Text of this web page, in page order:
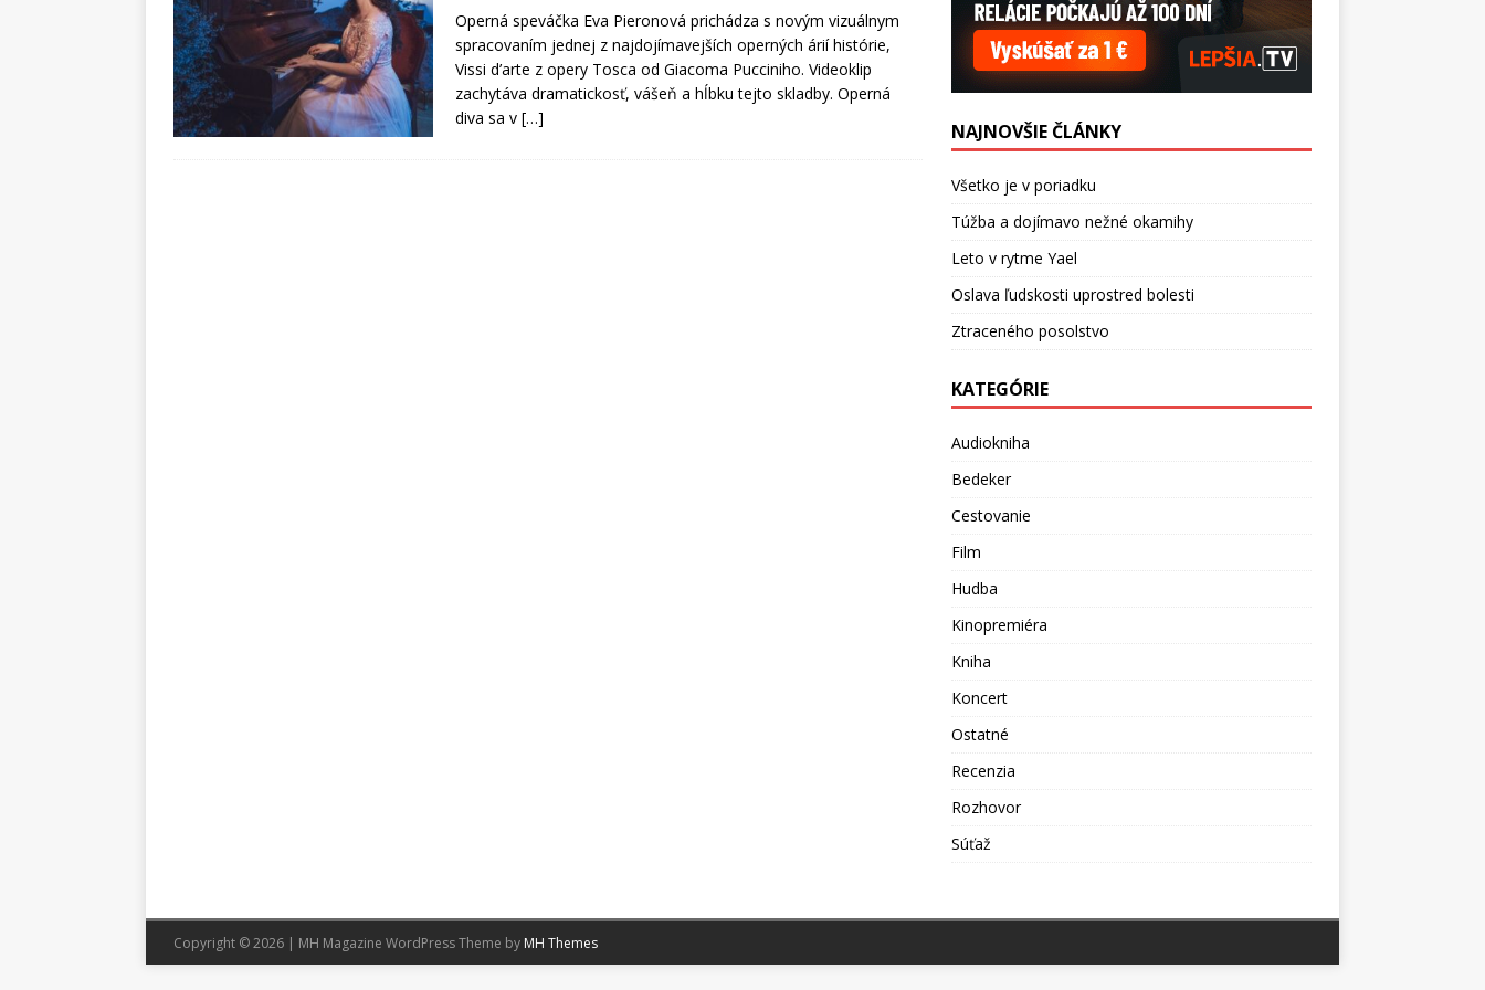
Operná speváčka Eva Pieronová prichádza s novým vizuálnym
spracovaním jednej z najdojímavejších operných árií histórie,
Vissi d’arte z opery Tosca od Giacoma Pucciniho. Videoklip
zachytáva dramatickosť, vášeň a hĺbku tejto skladby. Operná
diva sa v […]
NAJNOVŠIE ČLÁNKY
Všetko je v poriadku
Túžba a dojímavo nežné okamihy
Leto v rytme Yael
Oslava ľudskosti uprostred bolesti
Ztraceného posolstvo
KATEGÓRIE
Audiokniha
Bedeker
Cestovanie
Film
Hudba
Kinopremiéra
Kniha
Koncert
Ostatné
Recenzia
Rozhovor
Súťaž
Copyright © 2026 | MH Magazine WordPress Theme by MH Themes